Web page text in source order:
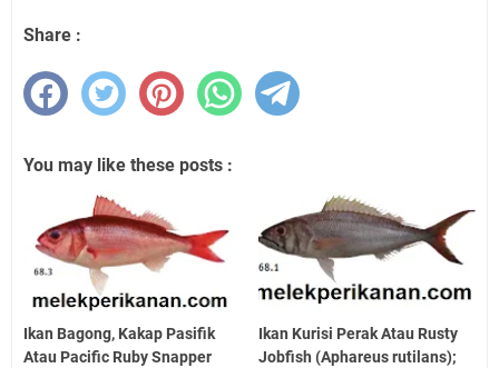
Share :
You may like these posts :
Ikan Bagong, Kakap Pasifik
Atau Pacific Ruby Snapper
Ikan Kurisi Perak Atau Rusty
Jobfish (Aphareus rutilans);